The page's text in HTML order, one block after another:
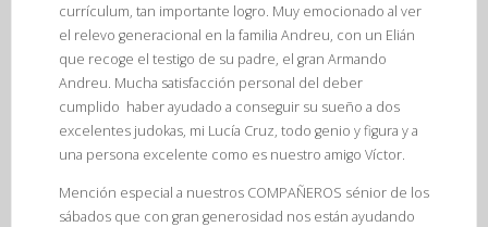
currículum, tan importante logro. Muy emocionado al ver
el relevo generacional en la familia Andreu, con un Elián
que recoge el testigo de su padre, el gran Armando
Andreu. Mucha satisfacción personal del deber
cumplido haber ayudado a conseguir su sueño a dos
excelentes judokas, mi Lucía Cruz, todo genio y figura y a
una persona excelente como es nuestro amigo Víctor.
Mención especial a nuestros COMPAÑEROS sénior de los
sábados que con gran generosidad nos están ayudando